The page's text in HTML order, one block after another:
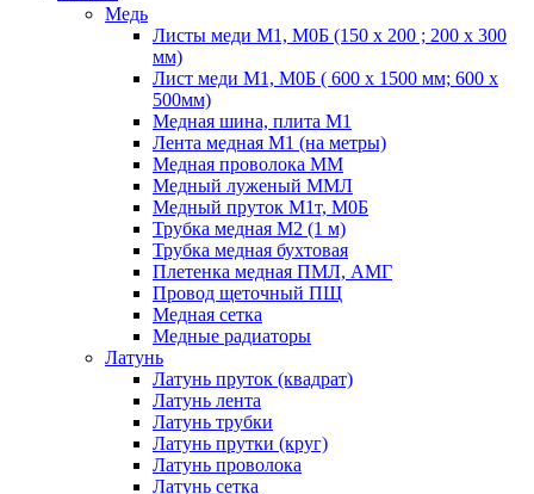
Медь
Листы меди М1, М0Б (150 х 200 ; 200 х 300
мм)
Лист меди М1, М0Б ( 600 х 1500 мм; 600 х
500мм)
Медная шина, плита М1
Лента медная М1 (на метры)
Медная проволока ММ
Медный луженый ММЛ
Медный пруток М1т, М0Б
Трубка медная М2 (1 м)
Трубка медная бухтовая
Плетенка медная ПМЛ, АМГ
Провод щеточный ПЩ
Медная сетка
Медные радиаторы
Латунь
Латунь пруток (квадрат)
Латунь лента
Латунь трубки
Латунь прутки (круг)
Латунь проволока
Латунь сетка